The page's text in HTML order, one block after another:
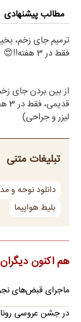
مطالب پیشنهادی
ترمیم جای زخم،
فقط در 3 هفته!!😍
از بین بردن جای
لیزر و جراحی)
تبلیغات متنی
دانلود نوحه و
بلیط هواپیما
هم اکنون
ماجرای قبض‌های
در جشن عروسی